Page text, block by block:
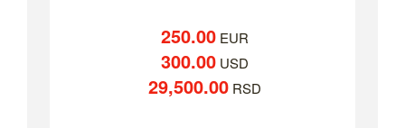
250.00 EUR
300.00 USD
29,500.00 RSD